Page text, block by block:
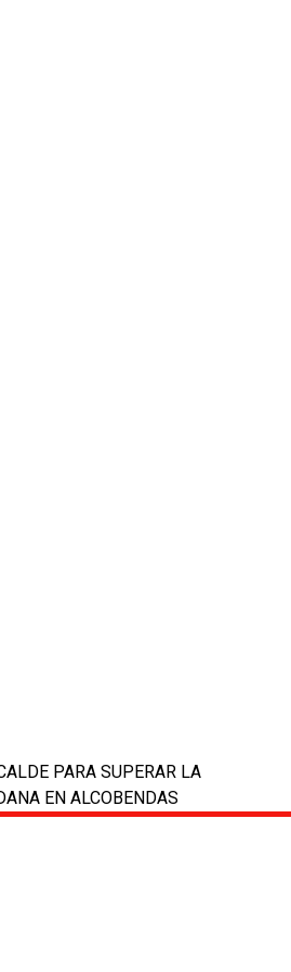
PARA SUPERAR LA
EN ALCOBENDAS